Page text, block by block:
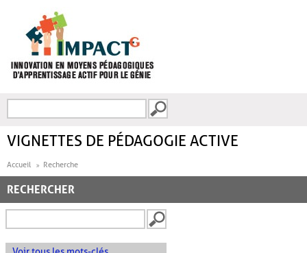
FORMULAIRE DE
VIGNETTES DE PÉDAGOGIE ACTIVE
Accueil Recherche
RECHERCHER